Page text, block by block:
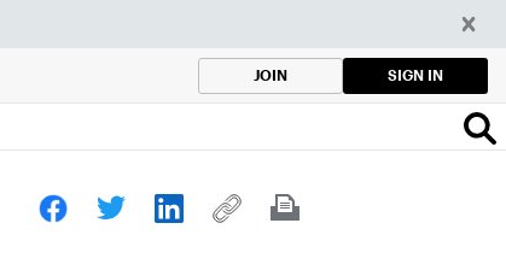
JOIN SIGN IN